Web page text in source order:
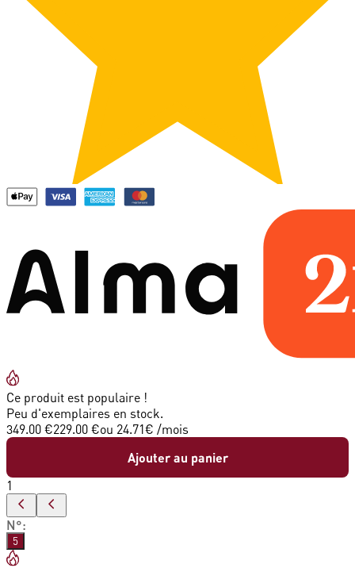
Ce produit est populaire !
Peu d'exemplaires en stock.
349.00 €229.00 €ou 24.71€ /mois
Ajouter au panier
1
N°:
5